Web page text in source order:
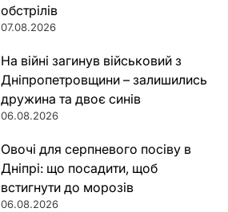
обстрілів
07.08.2026
На війні загинув військовий з
Дніпропетровщини – залишились
дружина та двоє синів
06.08.2026
Овочі для серпневого посіву в
Дніпрі: що посадити, щоб
встигнути до морозів
06.08.2026